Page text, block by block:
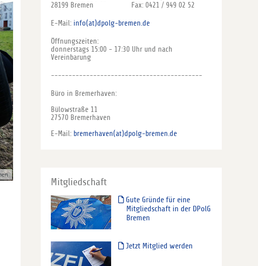
28199 Bremen
Fax: 0421 / 949 02 52
E-Mail: info(at)dpolg-bremen.de
Öffnungszeiten:
donnerstags 15:00 - 17:30 Uhr und nach
Vereinbarung
-------------------------------------------
Büro in Bremerhaven:
Bülowstraße 11
27570 Bremerhaven
E-Mail: bremerhaven(at)dpolg-bremen.de
Mitgliedschaft
Gute Gründe für eine
Mitgliedschaft in der DPolG
Bremen
Jetzt Mitglied werden